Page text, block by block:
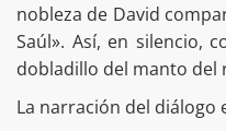
nobleza de David
Saúl». Así, en silencio,
dobladillo del manto del
La narración del diálogo